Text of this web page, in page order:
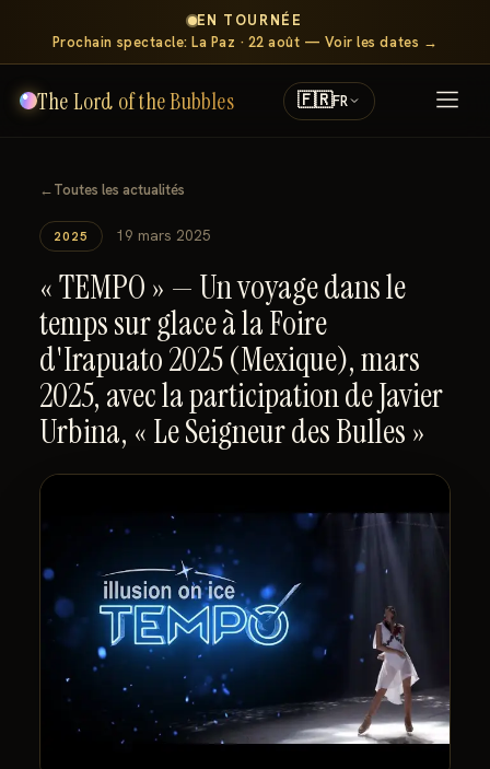
EN TOURNÉE
Prochain spectacle: La Paz · 22 août — Voir les dates →
The Lord of the Bubbles 🇫🇷FR
←Toutes les actualités
2025 19 mars 2025
« TEMPO » — Un voyage dans le
temps sur glace à la Foire
d'Irapuato 2025 (Mexique), mars
2025, avec la participation de Javier
Urbina, « Le Seigneur des Bulles »